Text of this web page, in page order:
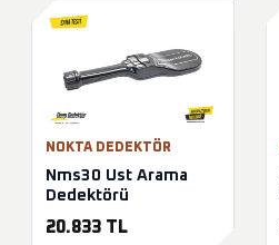
NOKTA DEDEKTÖR
Nms30 Ust Arama
Dedektörü
20.833 TL